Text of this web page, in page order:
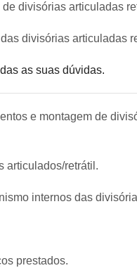
divisórias articuladas
divisórias articuladas
as suas dúvidas.
e montagem de
articulados/retrátil.
internos das
prestados.